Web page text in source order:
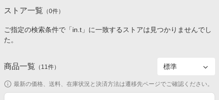
カテゴリー一覧
百貨店・総合ECモール
食品・スイーツ・お酒
コスメ・健康・医薬品
イベント一覧
初回購入者限定特典
対象ストア新規限定特典
ストア一覧 （0件）
ご指定の検索条件で「in.t」に一致するストアは見つかりませんでし
た。
商品一覧 （ 11件）
最新の価格、送料、在庫状況と決済方法は遷移先ページでご確認ください。